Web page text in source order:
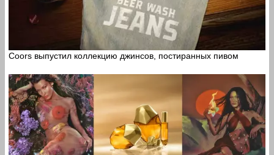
Coors выпустил коллекцию джинсов, постиранных пивом